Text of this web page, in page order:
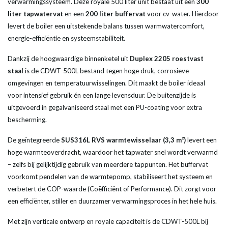
liter tapwatervat en een 200 liter buffervat voor cv-water. Hierdoor
levert de boiler een uitstekende balans tussen warmwatercomfort,
energie-efficiëntie en systeemstabiliteit.
Dankzij de hoogwaardige binnenketel uit Duplex 2205 roestvast
staal is de CDWT-500L bestand tegen hoge druk, corrosieve
omgevingen en temperatuurwisselingen. Dit maakt de boiler ideaal
voor intensief gebruik én een lange levensduur. De buitenzijde is
uitgevoerd in gegalvaniseerd staal met een PU-coating voor extra
bescherming.
De geïntegreerdeSUS316L RVS warmtewisselaar (3,3 m²)levert een
hoge warmteoverdracht, waardoor het tapwater snel wordt verwarmd
– zelfs bij gelijktijdig gebruik van meerdere tappunten. Het buffervat
voorkomt pendelen van de warmtepomp, stabiliseert het systeem en
verbetert de COP-waarde (Coëfficiënt of Performance). Dit zorgt voor
een efficiënter, stiller en duurzamer verwarmingsproces in het hele huis.
Met zijn verticale ontwerp en royale capaciteit is de CDWT-500L bij